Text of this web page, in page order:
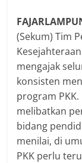
(Sekum) Tim
mengajak
konsisten
program
melibatkan
bidang
menilai, di
PKK perlu